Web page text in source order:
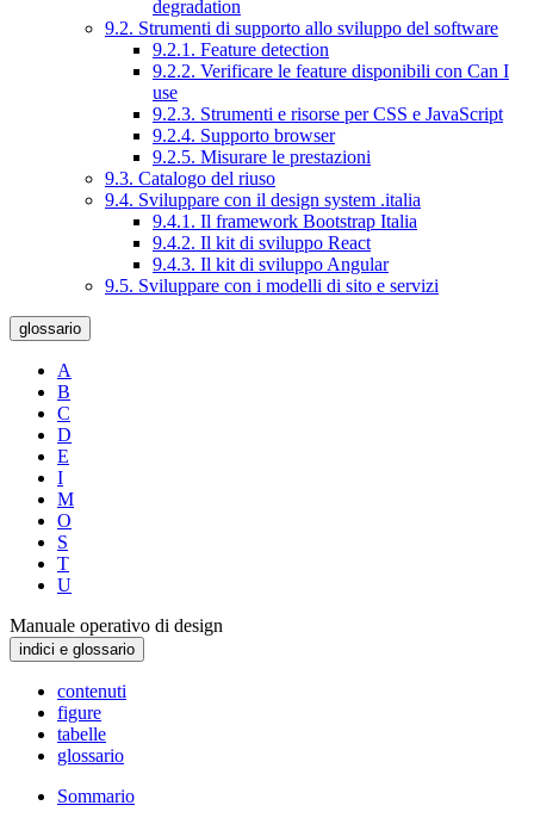
degradation
9.2. Strumenti di supporto allo sviluppo del software
9.2.1. Feature detection
9.2.2. Verificare le feature disponibili con Can I
use
9.2.3. Strumenti e risorse per CSS e JavaScript
9.2.4. Supporto browser
9.2.5. Misurare le prestazioni
9.3. Catalogo del riuso
9.4. Sviluppare con il design system .italia
9.4.1. Il framework Bootstrap Italia
9.4.2. Il kit di sviluppo React
9.4.3. Il kit di sviluppo Angular
9.5. Sviluppare con i modelli di sito e servizi
glossario
A
B
C
D
E
I
M
O
S
T
U
Manuale operativo di design
indici e glossario
contenuti
figure
tabelle
glossario
Sommario